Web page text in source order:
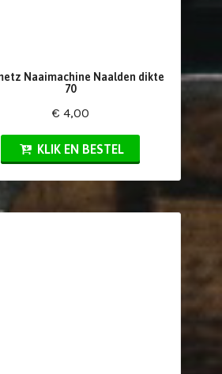
Naaimachine Naalden dikte
70
€ 4,00
KLIK EN BESTEL